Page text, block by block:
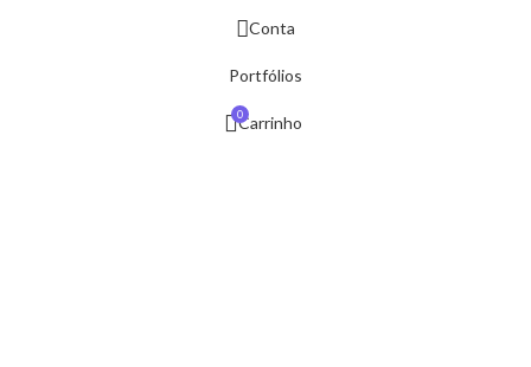
Conta
Portfólios
0Carrinho